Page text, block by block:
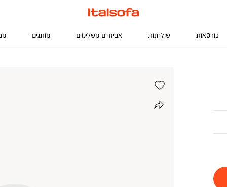
כורסאות שולחנות אביזרים משלימים מותגים